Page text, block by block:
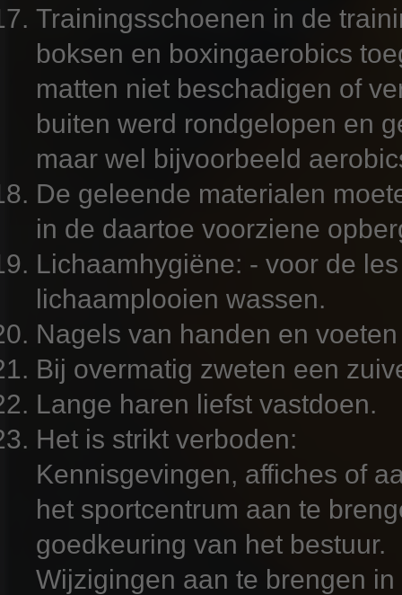
Trainingsschoenen in de
boksen en boxingaerobics
matten niet beschadigen of
buiten werd rondgelopen en
maar wel bijvoorbeeld
De geleende materialen
in de daartoe voorziene
Lichaamhygiëne: - voor de
lichaamplooien wassen.
Nagels van handen en
Bij overmatig zweten een
Lange haren liefst vastdoen.
Het is strikt verboden:
Kennisgevingen, affiches of
het sportcentrum aan te
goedkeuring van het bestuur.
Wijzigingen aan te brengen